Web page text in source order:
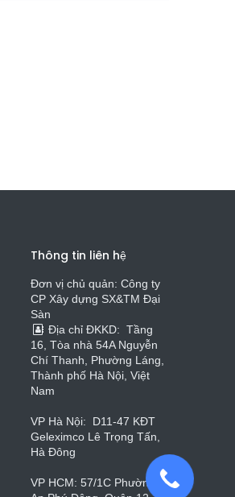
Thông tin liên hệ
Đơn vị chủ quản: Công ty
CP Xây dựng SX&TM Đại
Sàn
Địa chỉ ĐKKD: Tầng
16, Tòa nhà 54A Nguyễn
Chí Thanh, Phường Láng,
Thành phố Hà Nội, Việt
Nam
VP Hà Nội: D11-47 KĐT
Geleximco Lê Trọng Tấn,
Hà Đông
VP HCM: 57/1C Phường